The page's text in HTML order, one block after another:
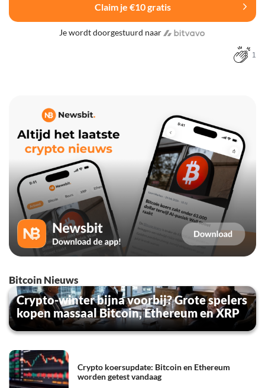
Claim je €10 gratis
Je wordt doorgestuurd naar
1
Bitcoin Nieuws
Crypto-winter bijna voorbij? Grote spelers
kopen massaal Bitcoin, Ethereum en XRP
Crypto koersupdate: Bitcoin en Ethereum
worden getest vandaag